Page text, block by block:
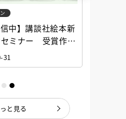
中】講談社絵本新
セミナー 受賞作家
る「絵本創作実践
31
と見る